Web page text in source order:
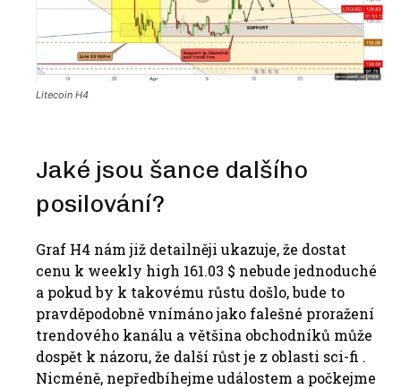
Litecoin H4
Jaké jsou šance dalšího
posilování?
Graf H4 nám již detailněji ukazuje, že dostat
cenu k weekly high 161.03 $ nebude jednoduché
a pokud by k takovému růstu došlo, bude to
pravděpodobně vnímáno jako falešné proražení
trendového kanálu a většina obchodníků může
dospět k názoru, že další růst je z oblasti sci-fi .
Nicméně, nepředbíhejme událostem a počkejme